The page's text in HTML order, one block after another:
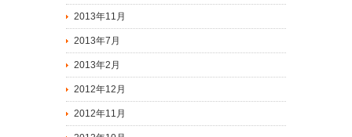
2013年11月
2013年7月
2013年2月
2012年12月
2012年11月